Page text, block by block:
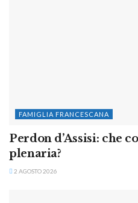
FAMIGLIA FRANCESCANA
Perdon d’Assisi: che
plenaria?
2 AGOSTO 2026